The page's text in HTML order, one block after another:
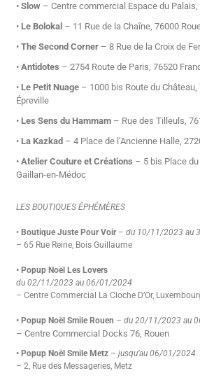
• Slow – Centre commercial Espace du Palais,
• Le Bolokal – 11 Rue de la Chaîne, 76000
• The Second Corner – 8 Rue de la Croix de
• Antidotes – 2754 Route de Paris, 76520
• Le Petit Nuage – 1000 bis Route du
Épreville
• Les Sens du Hammam – Rue des Tilleuls,
• La Kazkad – 4 Place de l’Ancienne Halle,
• Atelier Couture et Créations – 5 bis Place
Gaillan-en-Médoc
LES BOUTIQUES ÉPHÉMÈRES
• Boutique Juste Pour Voir – du 10/11/2023 au
– 65 Rue Reine, Bois Guillaume
• Popup Noël Les Lovers
du 02/11/2023 au 06/01/2024
– Centre Commercial La Cloche D’Or,
• Popup Noël Smile Rouen – du 20/11/2023 au
– Centre Commercial Docks 76, Rouen
• Popup Noël Smile Metz – jusqu’au 06/01/2024
– 2, Rue des Messageries, Metz